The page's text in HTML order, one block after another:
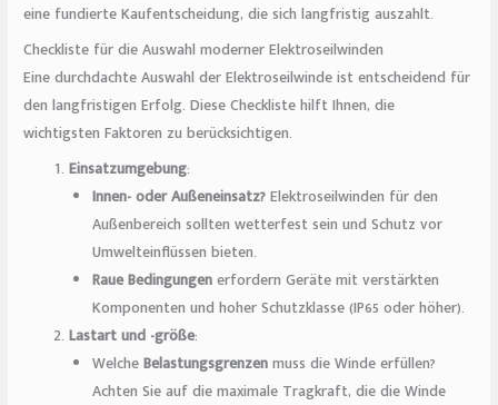
eine fundierte Kaufentscheidung, die sich langfristig auszahlt.
Checkliste für die Auswahl moderner Elektroseilwinden
Eine durchdachte Auswahl der Elektroseilwinde ist entscheidend für
den langfristigen Erfolg. Diese Checkliste hilft Ihnen, die
wichtigsten Faktoren zu berücksichtigen.
Einsatzumgebung:
Innen- oder Außeneinsatz?Elektroseilwinden für den
Außenbereich sollten wetterfest sein und Schutz vor
Umwelteinflüssen bieten.
Raue Bedingungenerfordern Geräte mit verstärkten
Komponenten und hoher Schutzklasse (IP65 oder höher).
Lastart und -größe:
WelcheBelastungsgrenzenmuss die Winde erfüllen?
Achten Sie auf die maximale Tragkraft, die die Winde